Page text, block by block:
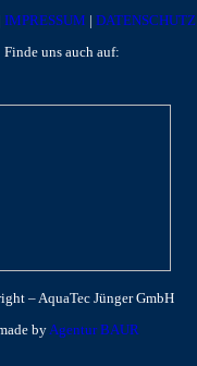
IMPRESSUM | DATENSCHUTZ
Finde uns auch auf:
– AquaTec Jünger GmbH
byAgentur BAUR